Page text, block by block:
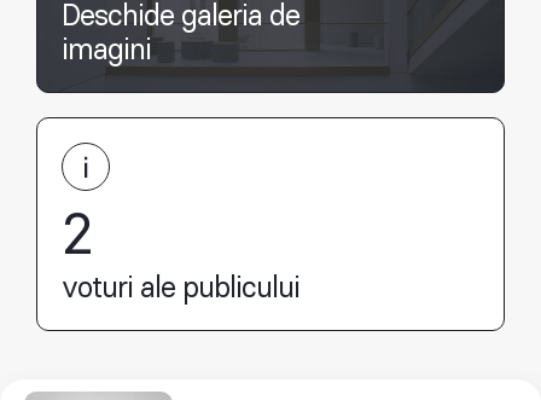
Deschide galeria de
imagini
2
voturi ale publicului